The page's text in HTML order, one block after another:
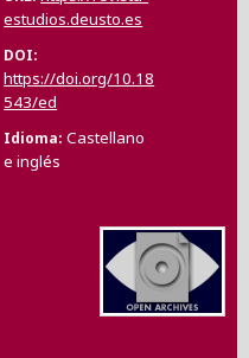
estudios.deusto.es
DOI
https://doi.org/10.18
543/ed
Idioma Castellano
e inglés